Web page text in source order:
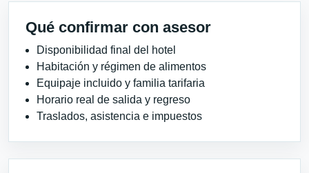
Qué confirmar con asesor
Disponibilidad final del hotel
Habitación y régimen de alimentos
Equipaje incluido y familia tarifaria
Horario real de salida y regreso
Traslados, asistencia e impuestos